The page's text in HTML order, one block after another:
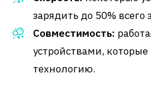
зарядить до 50% всего
Совместимость:
устройствами,
технологию.